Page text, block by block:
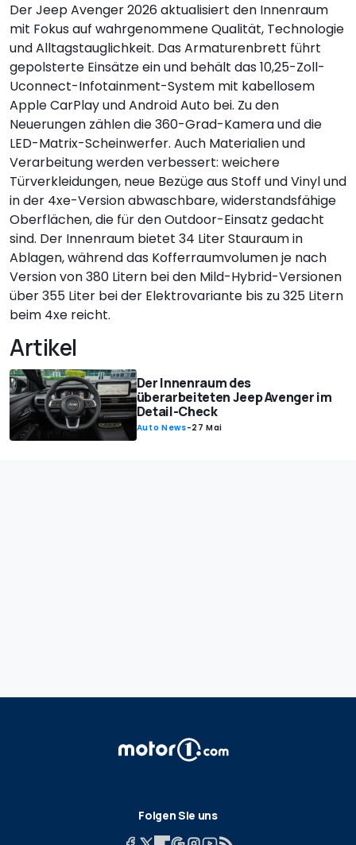
Der Jeep Avenger 2026 aktualisiert den Innenraum
mit Fokus auf wahrgenommene Qualität, Technologie
und Alltagstauglichkeit. Das Armaturenbrett führt
gepolsterte Einsätze ein und behält das 10,25-Zoll-
Uconnect-Infotainment-System mit kabellosem
Apple CarPlay und Android Auto bei. Zu den
Neuerungen zählen die 360-Grad-Kamera und die
LED-Matrix-Scheinwerfer. Auch Materialien und
Verarbeitung werden verbessert: weichere
Türverkleidungen, neue Bezüge aus Stoff und Vinyl und
in der 4xe-Version abwaschbare, widerstandsfähige
Oberflächen, die für den Outdoor-Einsatz gedacht
sind. Der Innenraum bietet 34 Liter Stauraum in
Ablagen, während das Kofferraumvolumen je nach
Version von 380 Litern bei den Mild-Hybrid-Versionen
über 355 Liter bei der Elektrovariante bis zu 325 Litern
beim 4xe reicht.
Artikel
Der Innenraum des
überarbeiteten Jeep Avenger im
Detail-Check
Auto News-27 Mai
Folgen Sie uns